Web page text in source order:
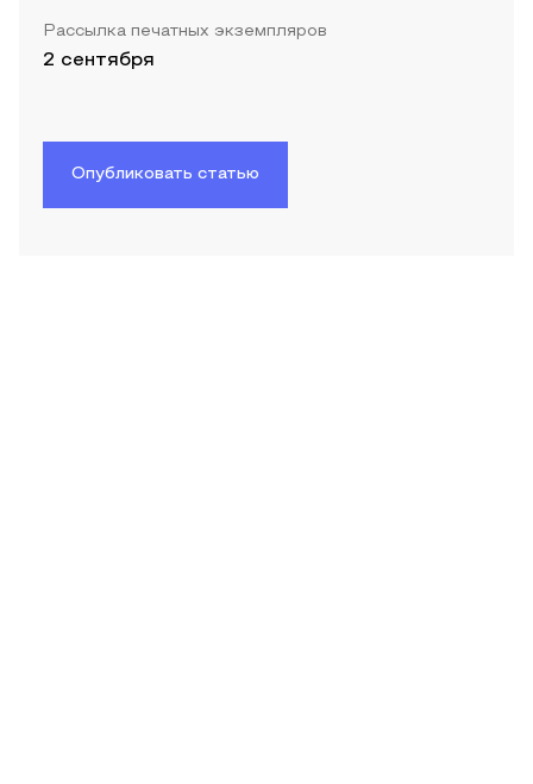
Рассылка печатных экземпляров
2 сентября
Опубликовать статью